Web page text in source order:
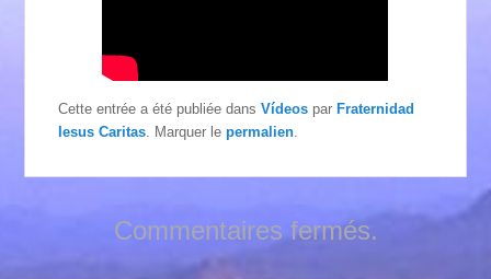
Cette entrée a été publiée dansVídeos par Fraternidad
Iesus Caritas. Marquer lepermalien.
Commentaires fermés.